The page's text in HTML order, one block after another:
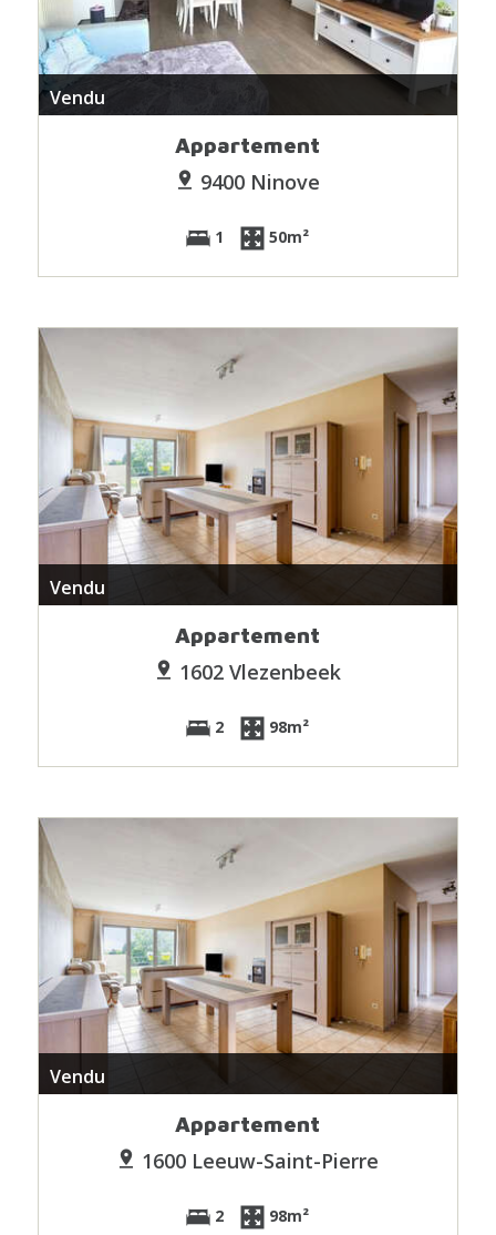
Vendu
Appartement
9400 Ninove
1 50m²
Vendu
Appartement
1602 Vlezenbeek
2 98m²
Vendu
Appartement
1600 Leeuw-Saint-Pierre
2 98m²